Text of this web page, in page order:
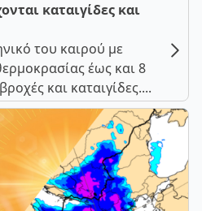
καταιγίδες και
του καιρού με
έως και 8
και καταιγίδες....